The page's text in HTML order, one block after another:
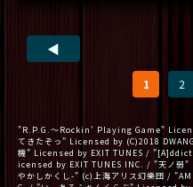
◀
1 2
"R.P.G.～Rockin' Playing Game"
てきたぞっ" Licensed by (C)2018
機" Licensed by EXIT TUNES /
icensed by EXIT TUNES INC. / "天ノ弱
やかしかくし-" (c)上海アリス幻樂団 /